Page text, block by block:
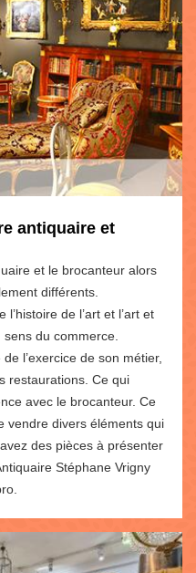
antiquaire et
et le brocanteur alors
différents.
de l’art et l’art et
du commerce.
l’exercice de son métier,
restaurations. Ce qui
avec le brocanteur. Ce
vendre divers éléments qui
des pièces à présenter
Stéphane Vrigny